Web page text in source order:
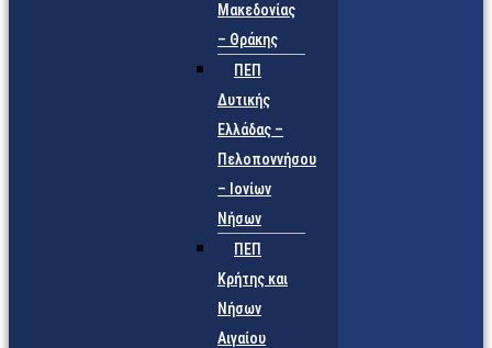
Μακεδονίας
– Θράκης
ΠΕΠ
Δυτικής
Ελλάδας –
Πελοποννήσου
– Ιονίων
Νήσων
ΠΕΠ
Κρήτης και
Νήσων
Αιγαίου